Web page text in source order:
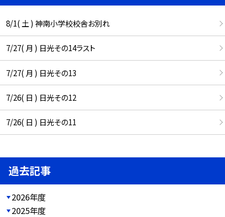
8/1( 土 ) 神南小学校校舎お別れ
7/27( 月 ) 日光その14ラスト
7/27( 月 ) 日光その13
7/26( 日 ) 日光その12
7/26( 日 ) 日光その11
過去記事
2026年度
2025年度